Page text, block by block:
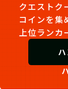
クエストク
コインを集
上位ランカ